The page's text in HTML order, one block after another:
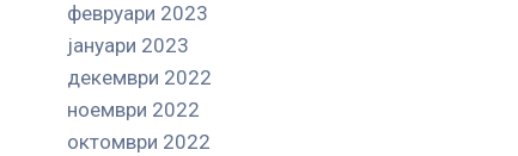
февруари 2023
јануари 2023
декември 2022
ноември 2022
октомври 2022